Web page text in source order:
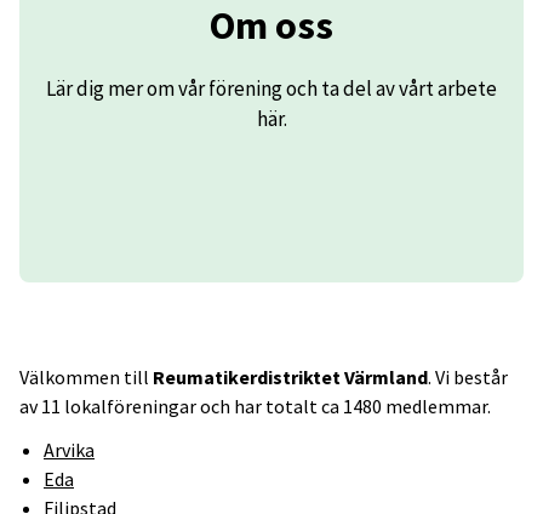
Om oss
Lär dig mer om vår förening och ta del av vårt arbete
här.
Välkommen till Reumatikerdistriktet Värmland. Vi består
av 11 lokalföreningar och har totalt ca 1480 medlemmar.
Arvika
Eda
Filipstad